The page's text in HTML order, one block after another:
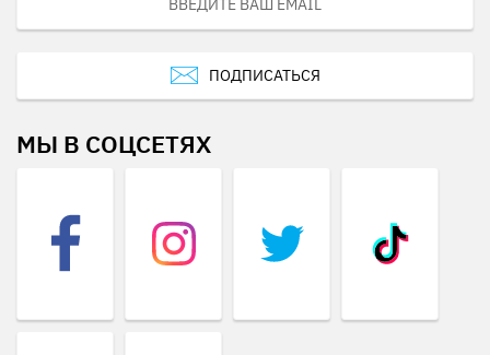
ПОДПИСАТЬСЯ
МЫ В СОЦСЕТЯХ